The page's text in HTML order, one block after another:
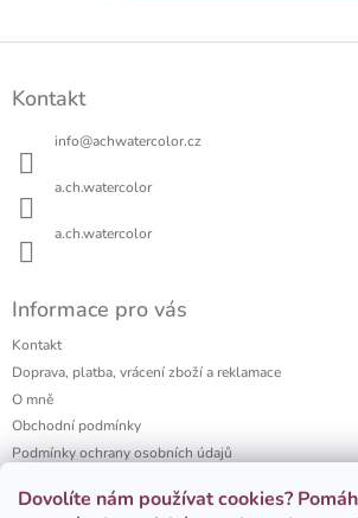
Dovolíte nám používat cookies?
Kontakt
info@achwatercolor.cz
a.ch.watercolor
a.ch.watercolor
Informace pro vás
Kontakt
Doprava, platba, vrácení zboží a reklamace
O mně
Obchodní podmínky
Podmínky ochrany osobních údajů
Firemní dárky